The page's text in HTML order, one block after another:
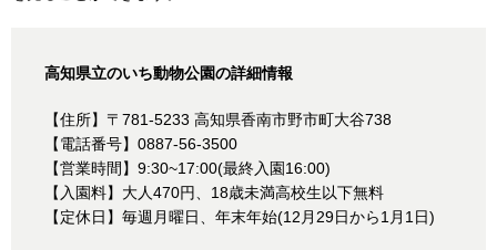
高知県立のいち動物公園の詳細情報
【住所】〒781-5233 高知県香南市野市町大谷738
【電話番号】0887-56-3500
【営業時間】9:30~17:00(最終入園16:00)
【入園料】大人470円、18歳未満高校生以下無料
【定休日】毎週月曜日、年末年始(12月29日から1月1日)